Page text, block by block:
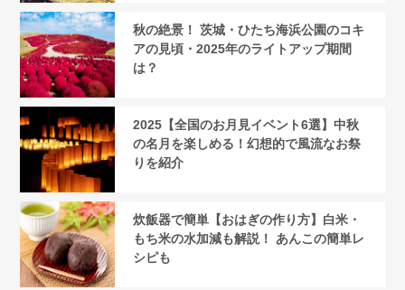
秋の絶景！ 茨城・ひたち海浜公園のコキ
アの見頃・2025年のライトアップ期間
は？
2025【全国のお月見イベント6選】中秋
の名月を楽しめる！幻想的で風流なお祭
りを紹介
炊飯器で簡単【おはぎの作り方】白米・
もち米の水加減も解説！ あんこの簡単レ
シピも